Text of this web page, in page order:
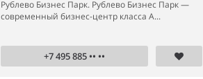
Рублево Бизнес Парк. Рублево Бизнес Парк —
современный бизнес-центр класса А...
+7 495 885 •• ••